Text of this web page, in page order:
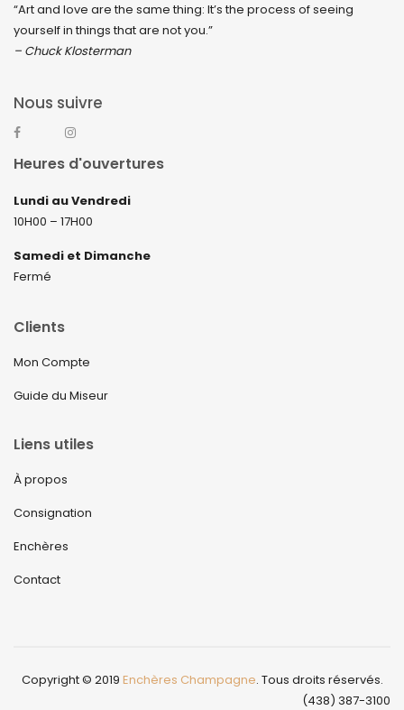
“Art and love are the same thing: It’s the process of seeing
yourself in things that are not you.”
– Chuck Klosterman
Nous suivre
Heures d'ouvertures
Lundi au Vendredi
10H00 – 17H00
Samedi et Dimanche
Fermé
Clients
Mon Compte
Guide du Miseur
Liens utiles
À propos
Consignation
Enchères
Contact
Copyright © 2019 Enchères Champagne. Tous droits réservés.
(438) 387-3100